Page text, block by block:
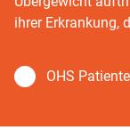
ihrer Erkrankung,
OHS